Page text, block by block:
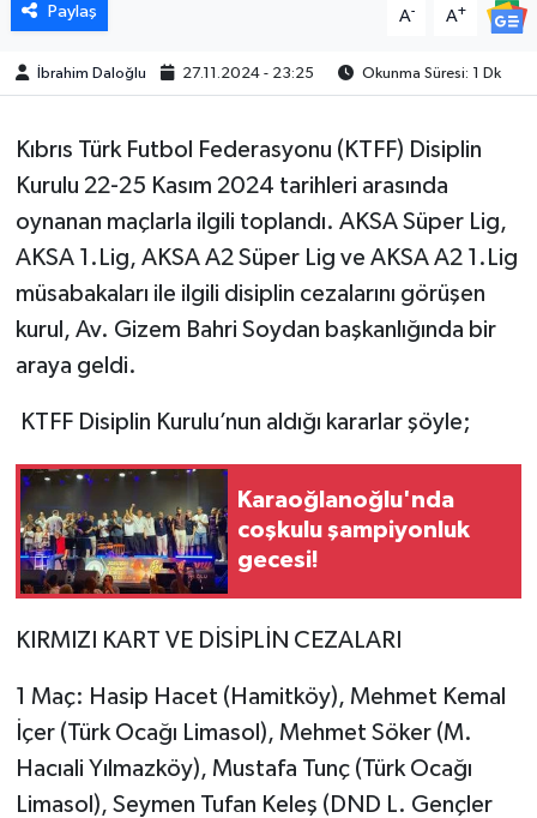
Paylaş A- A+
İbrahim Daloğlu 27.11.2024 - 23:25 Okunma Süresi: 1 Dk
Kıbrıs Türk Futbol Federasyonu (KTFF) Disiplin
Kurulu 22-25 Kasım 2024 tarihleri arasında
oynanan maçlarla ilgili toplandı. AKSA Süper Lig,
AKSA 1.Lig, AKSA A2 Süper Lig ve AKSA A2 1.Lig
müsabakaları ile ilgili disiplin cezalarını görüşen
kurul, Av. Gizem Bahri Soydan başkanlığında bir
araya geldi.
KTFF Disiplin Kurulu’nun aldığı kararlar şöyle;
Karaoğlanoğlu'nda
coşkulu şampiyonluk
gecesi!
KIRMIZI KART VE DİSİPLİN CEZALARI
1 Maç: Hasip Hacet (Hamitköy), Mehmet Kemal
İçer (Türk Ocağı Limasol), Mehmet Söker (M.
Hacıali Yılmazköy), Mustafa Tunç (Türk Ocağı
Limasol), Seymen Tufan Keleş (DND L. Gençler